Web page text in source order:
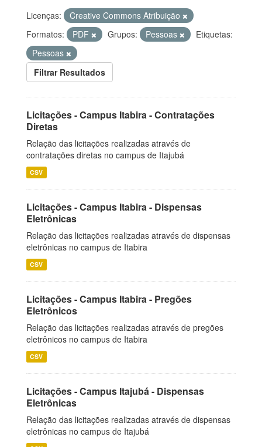
Licenças:
Creative Commons Atribuição
Formatos:
PDF Grupos: Pessoas
Etiquetas:
Pessoas
Filtrar Resultados
Licitações - Campus Itabira - Contratações
Diretas
Relação das licitações realizadas através de
contratações diretas no campus de Itajubá
CSV
Licitações - Campus Itabira - Dispensas
Eletrônicas
Relação das licitações realizadas através de dispensas
eletrônicas no campus de Itabira
CSV
Licitações - Campus Itabira - Pregões
Eletrônicos
Relação das licitações realizadas através de pregões
eletrônicos no campus de Itabira
CSV
Licitações - Campus Itajubá - Dispensas
Eletrônicas
Relação das licitações realizadas através de dispensas
eletrônicas no campus de Itajubá